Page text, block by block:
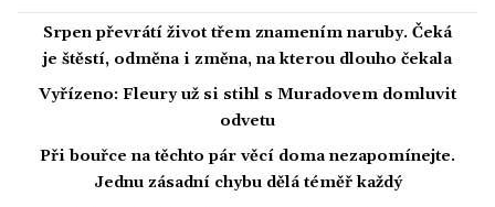
Srpen převrátí život třem znamením naruby. Čeká
je štěstí, odměna i změna, na kterou dlouho čekala
Vyřízeno: Fleury už si stihl s Muradovem domluvit
odvetu
Při bouřce na těchto pár věcí doma nezapomínejte.
Jednu zásadní chybu dělá téměř každý